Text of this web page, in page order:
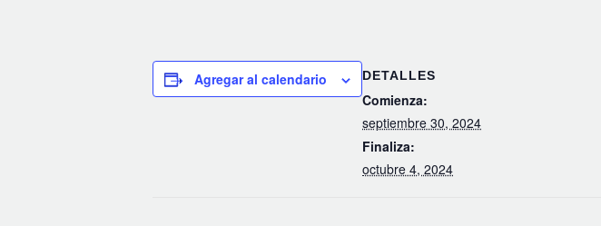
Agregar al calendario DETALLES
Comienza:
septiembre 30, 2024
Finaliza:
octubre 4, 2024